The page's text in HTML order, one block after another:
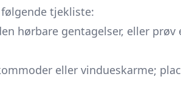
tjekliste:
hørbare gentagelser, eller prøv
eller vindueskarme;